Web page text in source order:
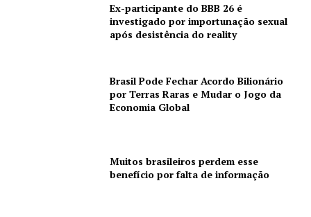
Ex-participante do BBB 26 é
investigado por importunação sexual
após desistência do reality
Brasil Pode Fechar Acordo Bilionário
por Terras Raras e Mudar o Jogo da
Economia Global
Muitos brasileiros perdem esse
benefício por falta de informação